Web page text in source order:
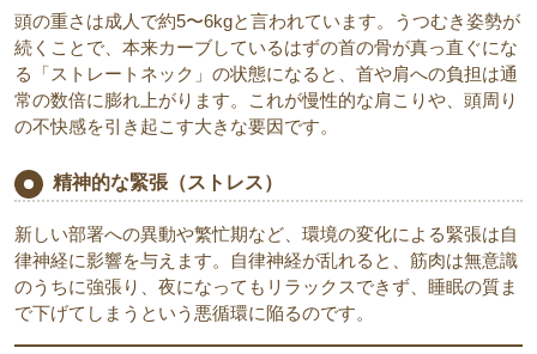
頭の重さは成人で約5〜6kgと言われています。うつむき姿勢が
続くことで、本来カーブしているはずの首の骨が真っ直ぐにな
る「ストレートネック」の状態になると、首や肩への負担は通
常の数倍に膨れ上がります。これが慢性的な肩こりや、頭周り
の不快感を引き起こす大きな要因です。
精神的な緊張（ストレス）
新しい部署への異動や繁忙期など、環境の変化による緊張は自
律神経に影響を与えます。自律神経が乱れると、筋肉は無意識
のうちに強張り、夜になってもリラックスできず、睡眠の質ま
で下げてしまうという悪循環に陥るのです。